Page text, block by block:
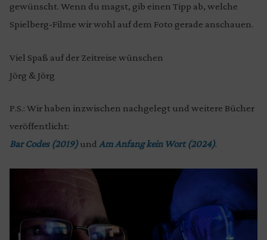
gewünscht. Wenn du magst, gib einen Tipp ab, welche
Spielberg-Filme wir wohl auf dem Foto gerade anschauen.
Viel Spaß auf der Zeitreise wünschen
Jörg & Jörg
P.S.: Wir haben inzwischen nachgelegt und weitere Bücher
veröffentlicht:
Bar Codes (2019) und Am Anfang kein Wort (2024).